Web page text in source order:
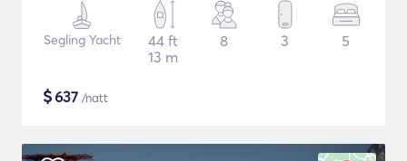
Segling Yacht
44 ft
13 m
8 3 5
$637 /natt